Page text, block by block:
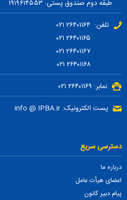
طبقه دوم صندوق پستی: ۱۹۱۹۶۱۴۵۵۳
تلفن: ۲۶۴۰۱۱۶۴ ۰۲۱
۲۶۴۰۱۱۶۷ ۰۲۱
۲۶۴۰۱۱۶۸ ۰۲۱
نمابر: ۲۶۴۰۱۱۶۹ ۰۲۱
پست الکترونیک: info @ IPBA.ir
دسترسی سریع
درباره ما
اعضای هیأت عامل
پیام دبیر کانون